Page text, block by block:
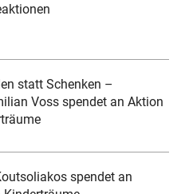
statt Schenken –
Voss spendet an Aktion
spendet an